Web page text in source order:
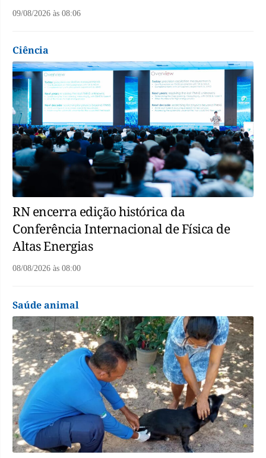
09/08/2026 às 08:06
Ciência
RN encerra edição histórica da
Conferência Internacional de Física de
Altas Energias
08/08/2026 às 08:00
Saúde animal